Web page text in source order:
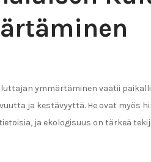
ymmärtäminen vaatii
ja kestävyyttä. He ovat myös
ja ekologisuus on tärkeä